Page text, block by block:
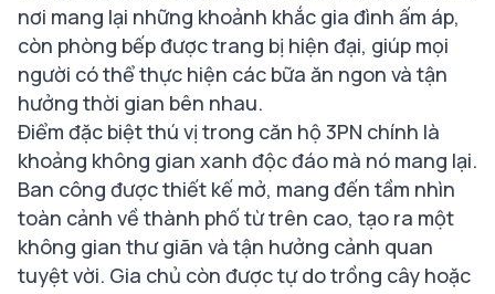
nơi mang lại những khoảnh khắc gia đình ấm áp,
còn phòng bếp được trang bị hiện đại, giúp mọi
người có thể thực hiện các bữa ăn ngon và tận
hưởng thời gian bên nhau.
Điểm đặc biệt thú vị trong căn hộ 3PN chính là
khoảng không gian xanh độc đáo mà nó mang lại.
Ban công được thiết kế mở, mang đến tầm nhìn
toàn cảnh về thành phố từ trên cao, tạo ra một
không gian thư giãn và tận hưởng cảnh quan
tuyệt vời. Gia chủ còn được tự do trồng cây hoặc